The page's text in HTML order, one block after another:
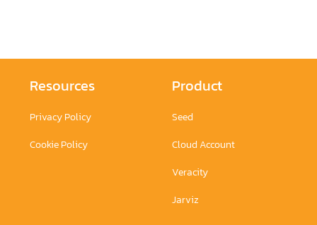
Resources
Privacy Policy
Cookie Policy
Product
Seed
Cloud Account
Veracity
Jarviz